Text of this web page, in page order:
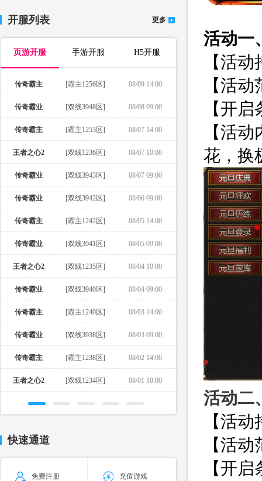
开服列表 更多
页游开服 手游开服 H5开服
传奇霸主 [霸主1256区] 08/09 14:00
传奇霸业 [双线3948区] 08/08 09:00
传奇霸主 [霸主1253区] 08/07 14:00
王者之心2 [双线1236区] 08/07 10:00
传奇霸业 [双线3943区] 08/07 09:00
传奇霸业 [双线3942区] 08/06 09:00
传奇霸主 [霸主1242区] 08/05 14:00
传奇霸业 [双线3941区] 08/05 09:00
王者之心2 [双线1235区] 08/04 10:00
传奇霸业 [双线3940区] 08/04 09:00
传奇霸主 [霸主1240区] 08/03 14:00
传奇霸业 [双线3938区] 08/03 09:00
传奇霸主 [霸主1238区] 08/02 14:00
王者之心2 [双线1234区] 08/01 10:00
快速通道
免费注册 充值游戏
活动一
【活
【活
【开
【活
花，换
活动二
【活
【活
【开